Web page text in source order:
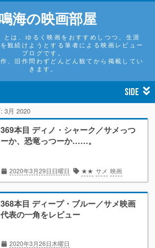
海の映画部屋
とは、ゆるく映画をおすすめしつつ、生涯
観続けようとする筆者による映画レビュー
ブログです。
、旧作問わずどんどん観てから掲載してい
きます。
SIDE
3月 2020
369本目 ディノ・シャーク／サメっつ
ーか、恐竜っつーか……。
2020年3月29日日曜日 ★★ サメ 映画
368本目 ディープ・ブルー／サメ映画
代表の一角をレビュー
2020年3月26日木曜日